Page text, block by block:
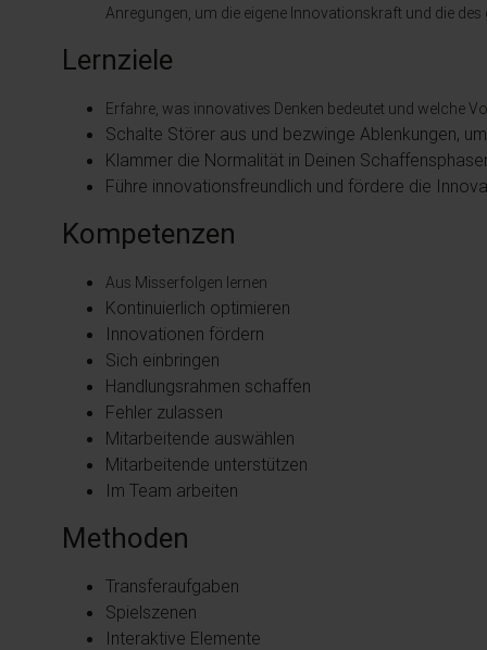
Anregungen, um die eigene Innovationskraft und die
Lernziele
Erfahre, was innovatives Denken bedeutet und welche
Schalte Störer aus und bezwinge Ablenkungen,
Klammer die Normalität in Deinen
Führe innovationsfreundlich und fördere die
Kompetenzen
Aus Misserfolgen lernen
Kontinuierlich optimieren
Innovationen fördern
Sich einbringen
Handlungsrahmen schaffen
Fehler zulassen
Mitarbeitende auswählen
Mitarbeitende unterstützen
Im Team arbeiten
Methoden
Transferaufgaben
Spielszenen
Interaktive Elemente